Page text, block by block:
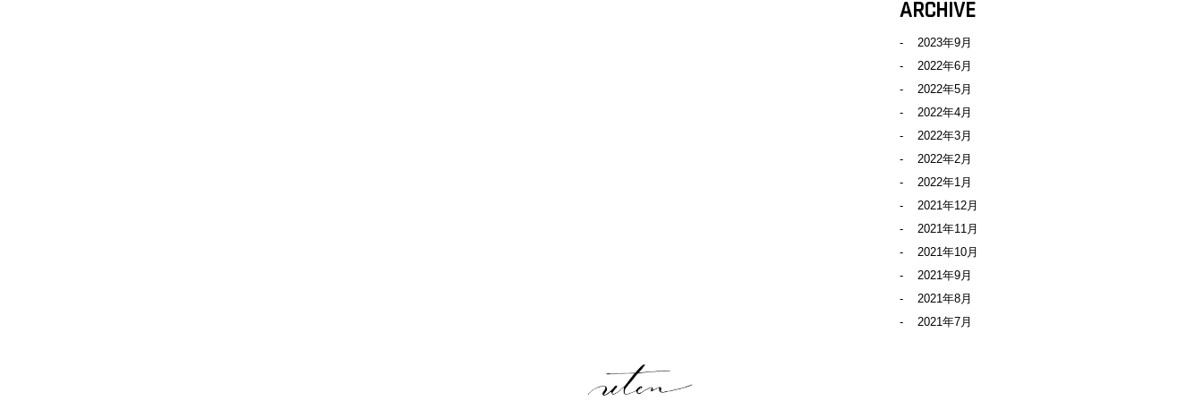
ARCHIVE
2023年9月
2022年6月
2022年5月
2022年4月
2022年3月
2022年2月
2022年1月
2021年12月
2021年11月
2021年10月
2021年9月
2021年8月
2021年7月